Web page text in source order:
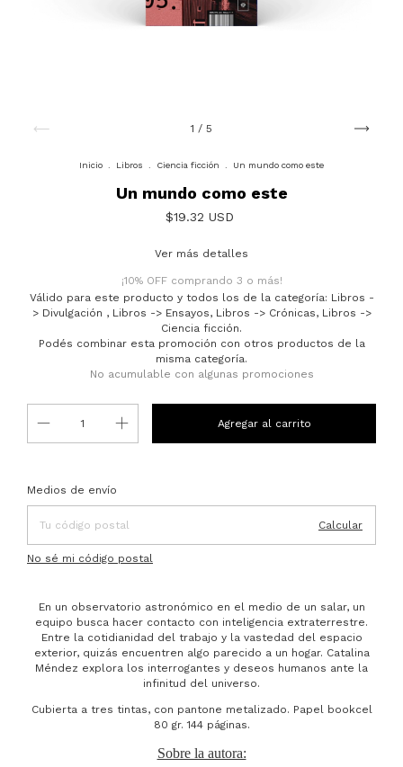
1 / 5
Inicio Libros Ciencia ficción Un mundo como este
Un mundo como este
$19.32 USD
Ver más detalles
¡10% OFF comprando 3 o más!
Válido para este producto y todos los de la categoría: Libros -
> Divulgación , Libros -> Ensayos, Libros -> Crónicas, Libros ->
Ciencia ficción.
Podés combinar esta promoción con otros productos de la
misma categoría.
No acumulable con algunas promociones
Entregas para el CP:
Medios de envío
Calcular
No sé mi código postal
En un observatorio astronómico en el medio de un salar, un
equipo busca hacer contacto con inteligencia extraterrestre.
Entre la cotidianidad del trabajo y la vastedad del espacio
exterior, quizás encuentren algo parecido a un hogar. Catalina
Méndez explora los interrogantes y deseos humanos ante la
infinitud del universo.
Cubierta a tres tintas, con pantone metalizado. Papel bookcel
80 gr. 144 páginas.
Sobre la autora: